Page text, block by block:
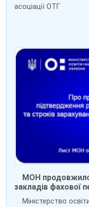
асоціації ОТГ
МОН продовжило
закладів фахової
Міністерство